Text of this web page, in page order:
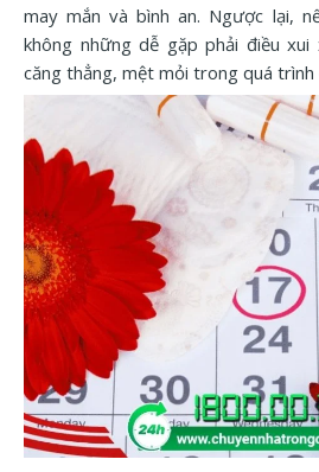
may mắn và bình an. Ngược lại,
không những dễ gặp phải điều
căng thẳng, mệt mỏi trong quá trình